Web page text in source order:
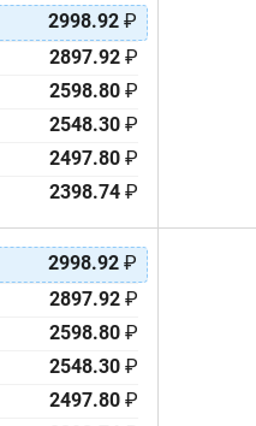
2998.92 ₽
2897.92 ₽
2598.80 ₽
2548.30 ₽
2497.80 ₽
2398.74 ₽
2998.92 ₽
2897.92 ₽
2598.80 ₽
2548.30 ₽
2497.80 ₽